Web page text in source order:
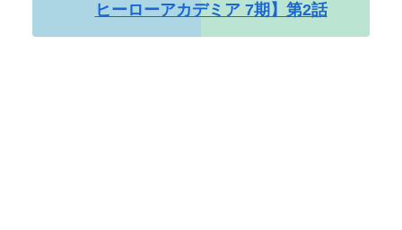
ヒーローアカデミア 7期】第2話